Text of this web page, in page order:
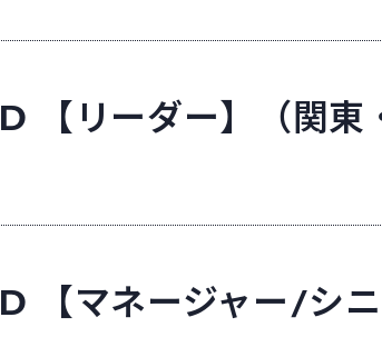
ーダー】（関東・
マネージャー/シニ